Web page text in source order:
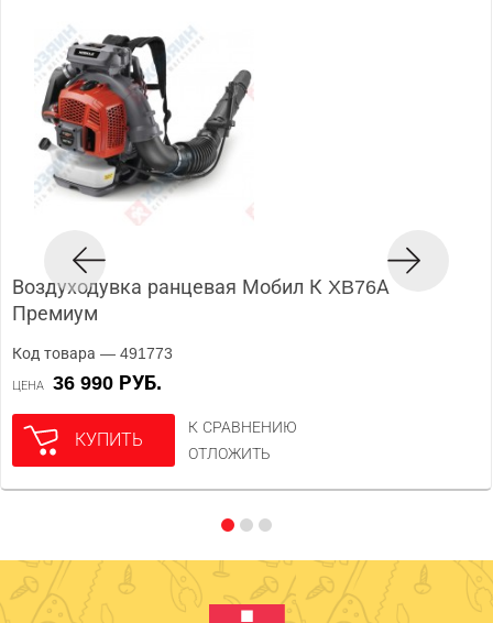
Воздуходувка ранцевая Мобил К XB76А
Премиум
Код товара — 491773
ЦЕНА 36 990 РУБ.
КУПИТЬ
К СРАВНЕНИЮ
ОТЛОЖИТЬ